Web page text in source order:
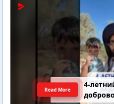
4-
Read More